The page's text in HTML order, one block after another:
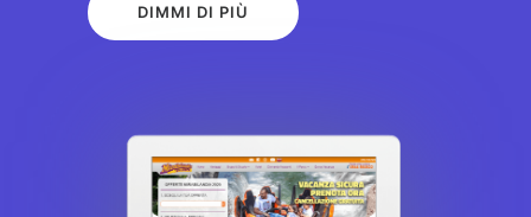
DIMMI DI PIÙ